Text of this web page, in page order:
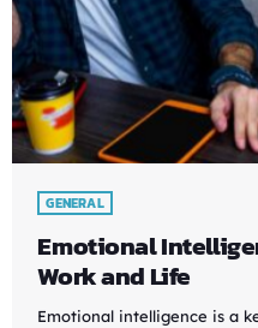
GENERAL
Emotional
Work and Life
Emotional intelligence is a